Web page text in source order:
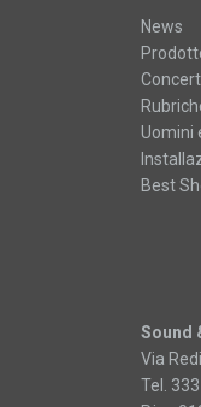
News
Uomini
Best
Sound
Via
Tel.